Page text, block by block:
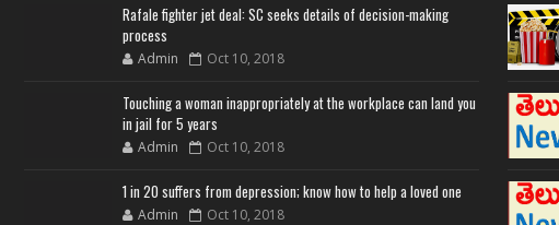
Rafale fighter jet deal: SC seeks details of decision-making
process
Admin Oct 10, 2018
Touching a woman inappropriately at the workplace can land you
in jail for 5 years
Admin Oct 10, 2018
1 in 20 suffers from depression; know how to help a loved one
Admin Oct 10, 2018